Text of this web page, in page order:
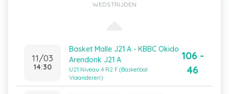
WEDSTRIJDEN
11/03
14:30
Basket Malle J21 A - KBBC Okido
Arendonk J21 A
U21 Niveau 4 R2 F (Basketbal
Vlaanderen)
106 -
46